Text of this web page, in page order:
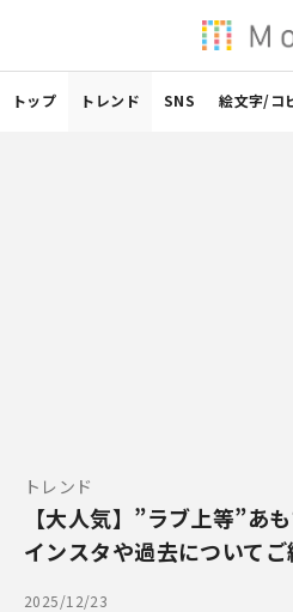
トップ トレンド SNS 絵文字/コ
トレンド
【大人気】”ラブ上等”あ
インスタや過去についてご
2025/12/23